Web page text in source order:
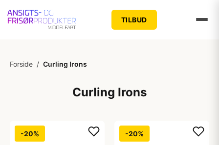
TILBUD
Forside / Curling Irons
Curling Irons
-20% -20%